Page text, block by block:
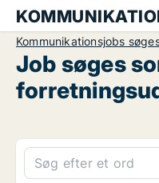
Kommunikationsjobs
Job søges